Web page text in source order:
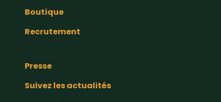
Boutique
Recrutement
Presse
Suivez les actualités